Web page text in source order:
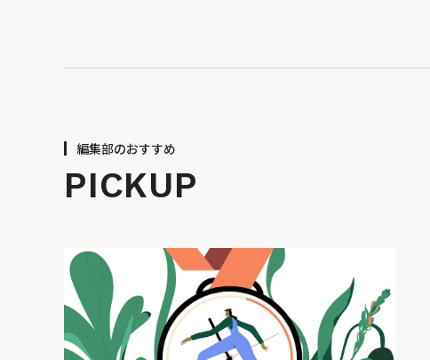
編集部のおすすめ
PICKUP